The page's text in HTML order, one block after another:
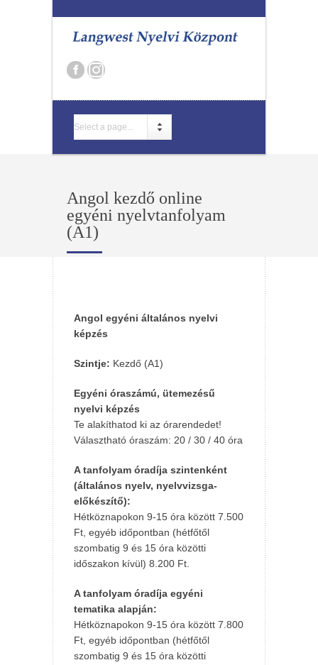
Select a page...
Angol kezdő online
egyéni nyelvtanfolyam
(A1)
Angol egyéni általános nyelvi
képzés
Szintje: Kezdő (A1)
Egyéni óraszámú, ütemezésű
nyelvi képzés
Te alakíthatod ki az órarendedet!
Választható óraszám: 20 / 30 / 40 óra
A tanfolyam óradíja szintenként
(általános nyelv, nyelvvizsga-
előkészítő):
Hétköznapokon 9-15 óra között 7.500
Ft, egyéb időpontban (hétfőtől
szombatig 9 és 15 óra közötti
időszakon kívül) 8.200 Ft.
A tanfolyam óradíja egyéni
tematika alapján:
Hétköznapokon 9-15 óra között 7.800
Ft, egyéb időpontban (hétfőtől
szombatig 9 és 15 óra közötti